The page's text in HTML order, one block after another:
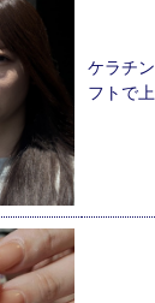
ケラチ
フトで